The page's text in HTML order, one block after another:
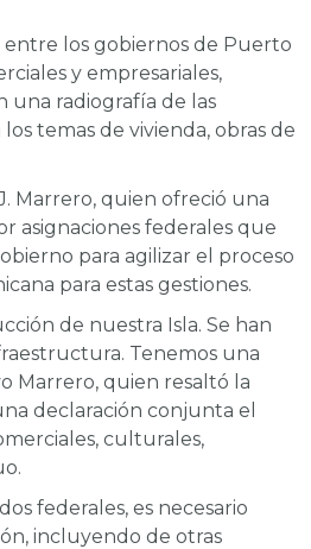
los gobiernos de Puerto
y empresariales,
una radiografía de las
temas de vivienda, obras de
Marrero, quien ofreció una
asignaciones federales que
para agilizar el proceso
para estas gestiones.
de nuestra Isla. Se han
Tenemos una
Marrero, quien resaltó la
declaración conjunta el
culturales,
federales, es necesario
incluyendo de otras